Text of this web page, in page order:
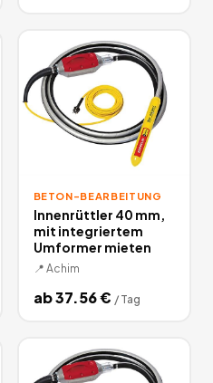
BETON-BEARBEITUNG
Innenrüttler 40 mm,
mit integriertem
Umformer mieten
📍 Achim
ab37.56€ / Tag